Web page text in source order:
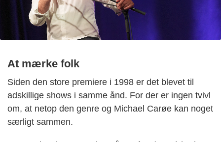
At mærke folk
Siden den store premiere i 1998 er det blevet til
adskillige shows i samme ånd. For der er ingen tvivl
om, at netop den genre og Michael Carøe kan noget
særligt sammen.